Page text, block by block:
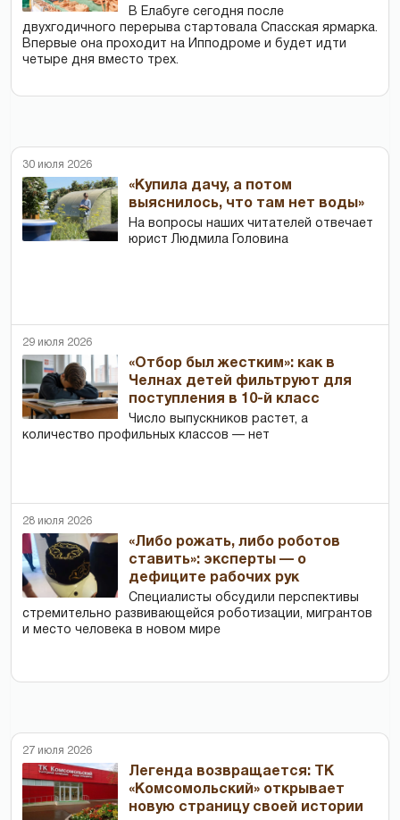
В Елабуге сегодня после
двухгодичного перерыва стартовала Спасская ярмарка.
Впервые она проходит на Ипподроме и будет идти
четыре дня вместо трех.
30 июля 2026
«Купила дачу, а потом
выяснилось, что там нет воды»
На вопросы наших читателей отвечает
юрист Людмила Головина
29 июля 2026
«Отбор был жестким»: как в
Челнах детей фильтруют для
поступления в 10-й класс
Число выпускников растет, а
количество профильных классов — нет
28 июля 2026
«Либо рожать, либо роботов
ставить»: эксперты — о
дефиците рабочих рук
Специалисты обсудили перспективы
стремительно развивающейся роботизации, мигрантов
и место человека в новом мире
27 июля 2026
Легенда возвращается: ТК
«Комсомольский» открывает
новую страницу своей истории